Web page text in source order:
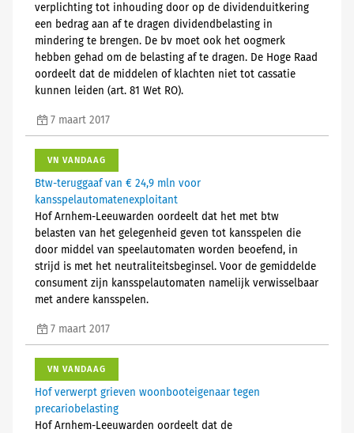
verplichting tot inhouding door op de dividenduitkering
een bedrag aan af te dragen dividendbelasting in
mindering te brengen. De bv moet ook het oogmerk
hebben gehad om de belasting af te dragen. De Hoge Raad
oordeelt dat de middelen of klachten niet tot cassatie
kunnen leiden (art. 81 Wet RO).
7 maart 2017
VN VANDAAG
Btw-teruggaaf van € 24,9 mln voor
kansspelautomatenexploitant
Hof Arnhem-Leeuwarden oordeelt dat het met btw
belasten van het gelegenheid geven tot kansspelen die
door middel van speelautomaten worden beoefend, in
strijd is met het neutraliteitsbeginsel. Voor de gemiddelde
consument zijn kansspelautomaten namelijk verwisselbaar
met andere kansspelen.
7 maart 2017
VN VANDAAG
Hof verwerpt grieven woonbooteigenaar tegen
precariobelasting
Hof Arnhem-Leeuwarden oordeelt dat de